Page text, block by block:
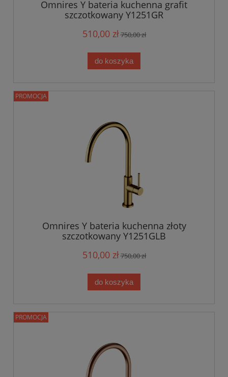
Omnires Y bateria kuchenna grafit
szczotkowany Y1251GR
510,00 zł750,00 zł
do koszyka
Omnires Y bateria kuchenna złoty
szczotkowany Y1251GLB
510,00 zł750,00 zł
do koszyka
PROMOCJA
PROMOCJA